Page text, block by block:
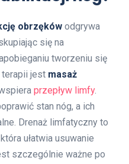
obrzęków odgrywa
się na
tworzeniu się
terapii jest masaż
przepływ limfy.
stan nóg, a ich
Drenaż limfatyczny to
ułatwia usuwanie
szczególnie ważne po